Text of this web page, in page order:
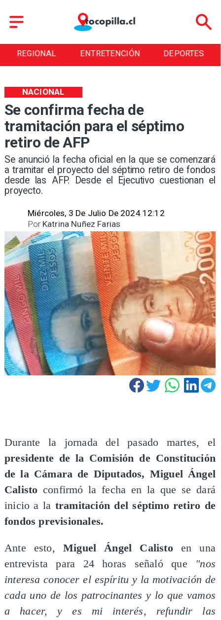
REGIONAL ENTRETENCIÓN DEPORTES
Se confirma fecha de
tramitación para el séptimo
retiro de AFP
Se anunció la fecha oficial en la que se comenzará
a tramitar el proyecto del séptimo retiro de fondos
desde las AFP. Desde el Ejecutivo cuestionan el
proyecto.
NACIONAL
Miércoles, 3 De Julio De 2024 12:12
Katrina Nuñez Farias
Por
Durante la jornada del pasado martes, el
presidente de la Comisión de Constitución
de la Cámara de Diputados, Miguel Ángel
Calisto confirmó la fecha en la que se dará
inicio a la tramitación del séptimo retiro de
fondos previsionales.
Ante esto, Miguel Ángel Calistoen una
entrevista para 24 horas señaló que "nos
interesa conocer el espíritu y la motivación de
cada uno de los patrocinantes y lo que vamos
a hacer, y es mi interés, refundir las